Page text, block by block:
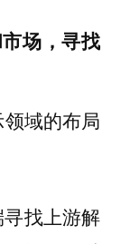
场，寻找
域的布局
找上游解